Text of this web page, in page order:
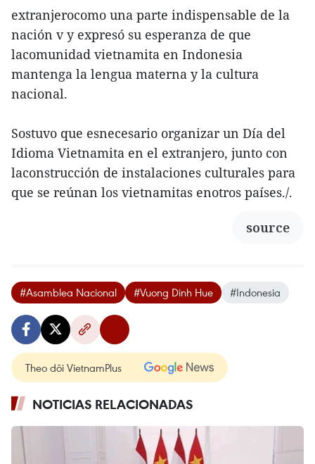
extranjerocomo una parte indispensable de la
nación v y expresó su esperanza de que
lacomunidad vietnamita en Indonesia
mantenga la lengua materna y la cultura
nacional.
Sostuvo que esnecesario organizar un Día del
Idioma Vietnamita en el extranjero, junto con
laconstrucción de instalaciones culturales para
que se reúnan los vietnamitas enotros países./.
source
#Asamblea Nacional #Vuong Dinh Hue #Indonesia
Theo dõi VietnamPlus
NOTICIAS RELACIONADAS